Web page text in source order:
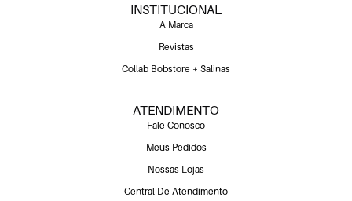
INSTITUCIONAL
A Marca
Revistas
Collab Bobstore + Salinas
ATENDIMENTO
Fale Conosco
Meus Pedidos
Nossas Lojas
Central De Atendimento